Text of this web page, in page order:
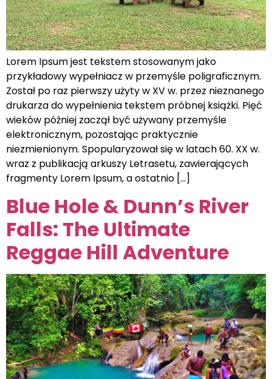
Lorem Ipsum jest tekstem stosowanym jako
przykładowy wypełniacz w przemyśle poligraficznym.
Został po raz pierwszy użyty w XV w. przez nieznanego
drukarza do wypełnienia tekstem próbnej książki. Pięć
wieków później zaczął być używany przemyśle
elektronicznym, pozostając praktycznie
niezmienionym. Spopularyzował się w latach 60. XX w.
wraz z publikacją arkuszy Letrasetu, zawierających
fragmenty Lorem Ipsum, a ostatnio […]
Blue Hole & Dunn’s River
Falls: The Ultimate
Reggae Hill Adventure